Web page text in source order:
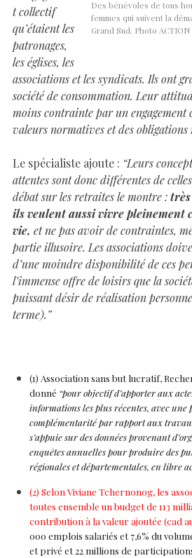
Des bénévoles de tous
femmes qui suivent la
Grand Sud. Photo ACTION
t collectif
qu’étaient les
patronages,
les églises, les
associations et les syndicats. Ils ont
société de consommation. Leur
moins contrainte par un engagement
valeurs normatives et des obligations
Le spécialiste ajoute : “Leurs
attentes sont donc différentes de
débat sur les retraites le montre :très
ils veulent aussi vivre pleinement
vie, et ne pas avoir de contraintes,
partie illusoire. Les associations
d’une moindre disponibilité de ces
l’immense offre de loisirs que la
puissant désir de réalisation
terme).”
(1) Association sans but lucratif,
donné “pour objectif d’apporter aux
informations les plus récentes, avec une
complémentarité par rapport aux
s’appuie sur des données provenant
enquêtes annuelles pour produire des
régionales et départementales, en libre
(2) Selon Viviane Tchernonog, les
toutes ensemble un budget de 113
contribution à la valeur ajoutée (cad
000 emplois salariés et 7,6% du
et privé et 22 millions de